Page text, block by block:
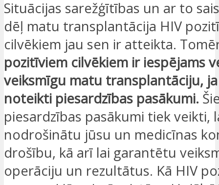
Situācijas sarežģītības un ar to
dēļ matu transplantācija HIV
cilvēkiem jau sen ir atteikta.
pozitīviem cilvēkiem ir iespējams
veiksmīgu matu transplantāciju,
noteikti piesardzības pasākumi.
piesardzības pasākumi tiek veikti,
nodrošinātu jūsu un medicīnas
drošību, kā arī lai garantētu
operāciju un rezultātus. Kā HIV